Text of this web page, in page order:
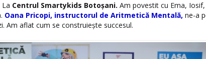
La Centrul Smartykids Botoșani. Am povestit cu Ema, Iosif,
Oana Pricopi, instructorul de Aritmetică Mentală, ne-a
Am aflat cum se construiește succesul.